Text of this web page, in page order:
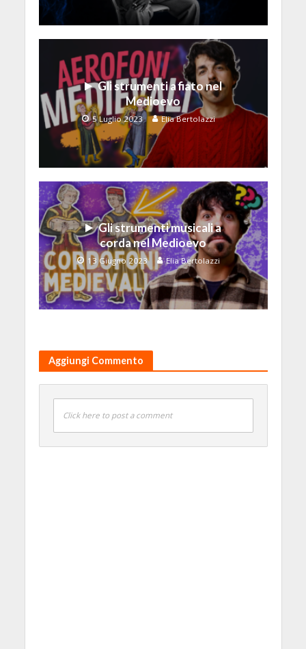
Gli strumenti a fiato nel
Medioevo
5 Luglio 2023 Elia Bertolazzi
Gli strumenti musicali a
corda nel Medioevo
13 Giugno 2023 Elia Bertolazzi
Aggiungi Commento
Click here to post a comment